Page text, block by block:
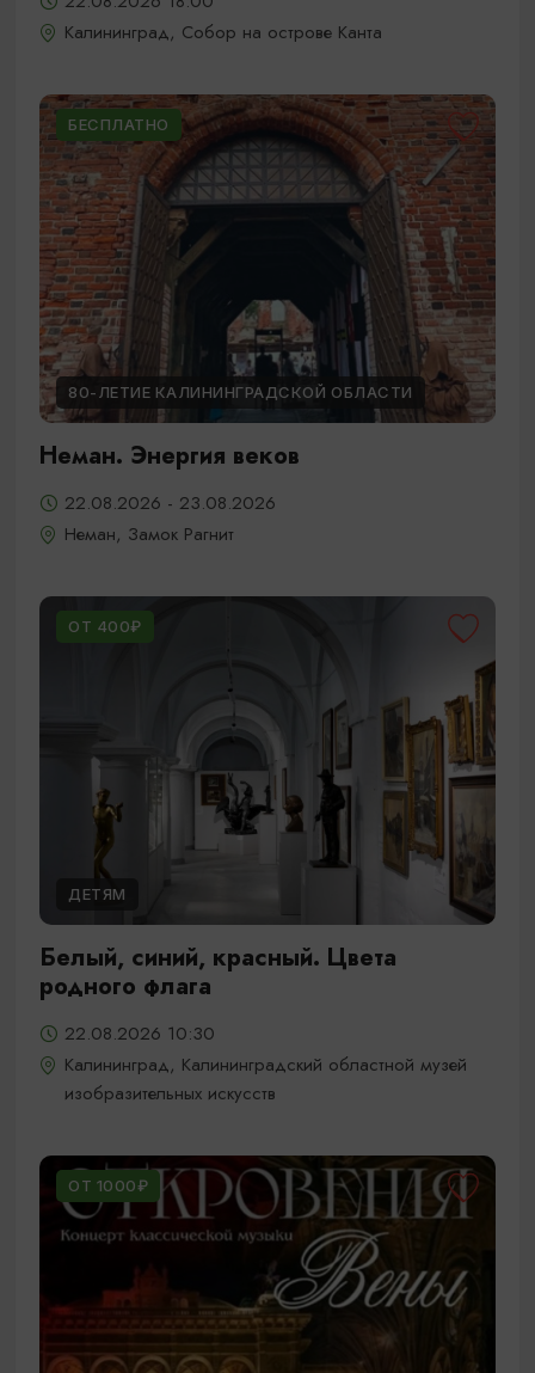
Калининград, Собор на острове Канта
БЕСПЛАТНО
80-ЛЕТИЕ КАЛИНИНГРАДСКОЙ ОБЛАСТИ
Неман. Энергия веков
22.08.2026 - 23.08.2026
Неман, Замок Рагнит
ОТ 400₽
ДЕТЯМ
Белый, синий, красный. Цвета
родного флага
22.08.2026 10:30
Калининград, Калининградский областной музей
изобразительных искусств
ОТ 1000₽